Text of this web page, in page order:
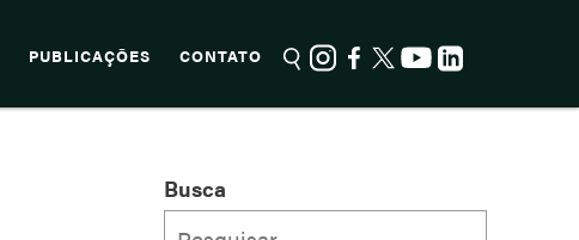
PUBLICAÇÕES CONTATO
Busca